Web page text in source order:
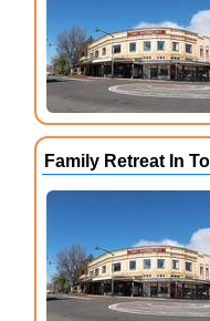
Family Retreat In